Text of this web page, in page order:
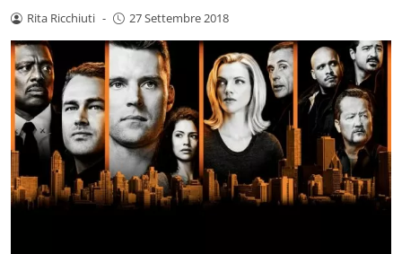
Rita Ricchiuti - 27 Settembre 2018